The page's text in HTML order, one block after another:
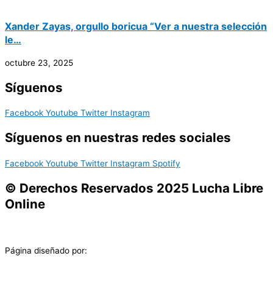
Xander Zayas, orgullo boricua “Ver a nuestra selección
le…
octubre 23, 2025
Síguenos
Facebook Youtube Twitter Instagram
Síguenos en nuestras redes sociales
Facebook Youtube Twitter Instagram Spotify
© Derechos Reservados 2025 Lucha Libre
Online
Página diseñado por: